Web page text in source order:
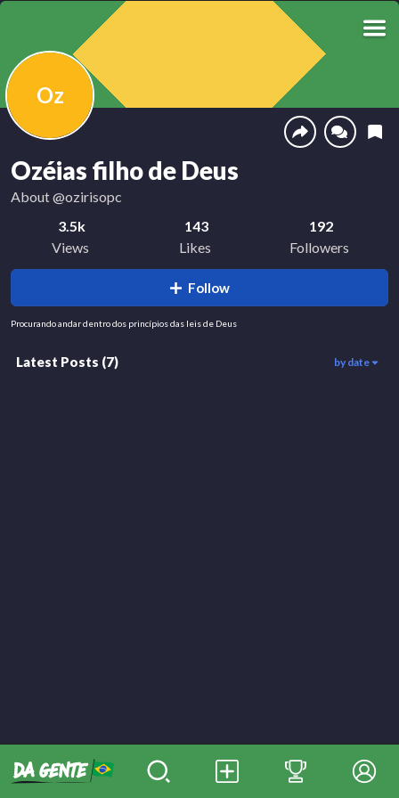
Oz
Ozéias filho de Deus
About@ozirisopc
3.5k
Views
143
Likes
192
Followers
Follow
Procurando andar dentro dos princípios das leis de Deus
Latest Posts (7) by date
349
01:28 235
436
01:00 491
360